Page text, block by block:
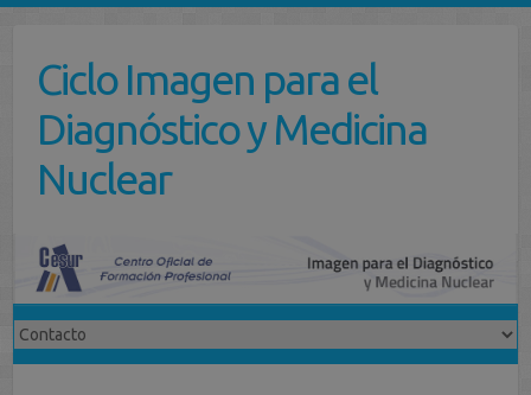
contenidoCiclo Imagen para el
Diagnóstico y Medicina
Nuclear